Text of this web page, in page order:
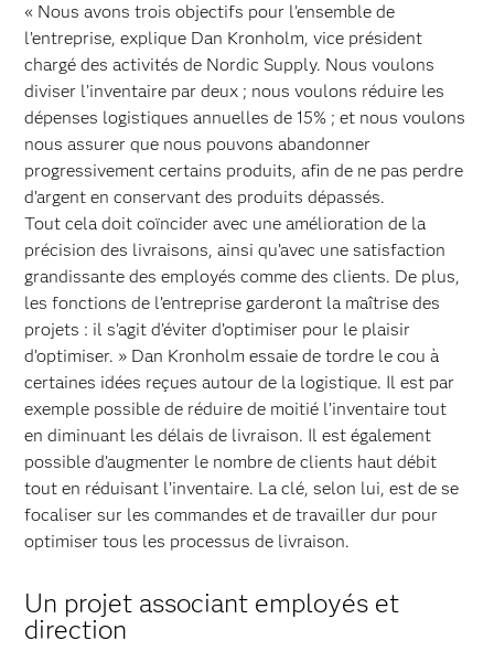
« Nous avons trois objectifs pour l’ensemble de
l’entreprise, explique Dan Kronholm, vice président
chargé des activités de Nordic Supply. Nous voulons
diviser l’inventaire par deux ; nous voulons réduire les
dépenses logistiques annuelles de 15% ; et nous voulons
nous assurer que nous pouvons abandonner
progressivement certains produits, afin de ne pas perdre
d’argent en conservant des produits dépassés.
Tout cela doit coïncider avec une amélioration de la
précision des livraisons, ainsi qu’avec une satisfaction
grandissante des employés comme des clients. De plus,
les fonctions de l’entreprise garderont la maîtrise des
projets : il s’agit d’éviter d’optimiser pour le plaisir
d’optimiser. » Dan Kronholm essaie de tordre le cou à
certaines idées reçues autour de la logistique. Il est par
exemple possible de réduire de moitié l’inventaire tout
en diminuant les délais de livraison. Il est également
possible d’augmenter le nombre de clients haut débit
tout en réduisant l’inventaire. La clé, selon lui, est de se
focaliser sur les commandes et de travailler dur pour
optimiser tous les processus de livraison.
Un projet associant employés et
direction